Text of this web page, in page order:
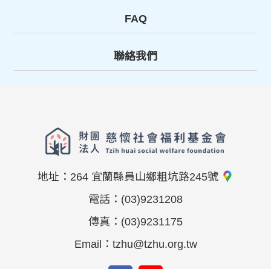
FAQ
聯絡我們
地址： 264 宜蘭縣員山鄉粗坑路245號
電話： (03)9231208
傳真： (03)9231175
Email： tzhu@tzhu.org.tw